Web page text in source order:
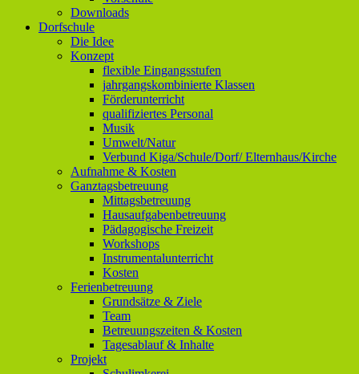
Downloads
Dorfschule
Die Idee
Konzept
flexible Eingangsstufen
jahrgangskombinierte Klassen
Förderunterricht
qualifiziertes Personal
Musik
Umwelt/Natur
Verbund Kiga/Schule/Dorf/ Elternhaus/Kirche
Aufnahme & Kosten
Ganztagsbetreuung
Mittagsbetreuung
Hausaufgabenbetreuung
Pädagogische Freizeit
Workshops
Instrumentalunterricht
Kosten
Ferienbetreuung
Grundsätze & Ziele
Team
Betreuungszeiten & Kosten
Tagesablauf & Inhalte
Projekt